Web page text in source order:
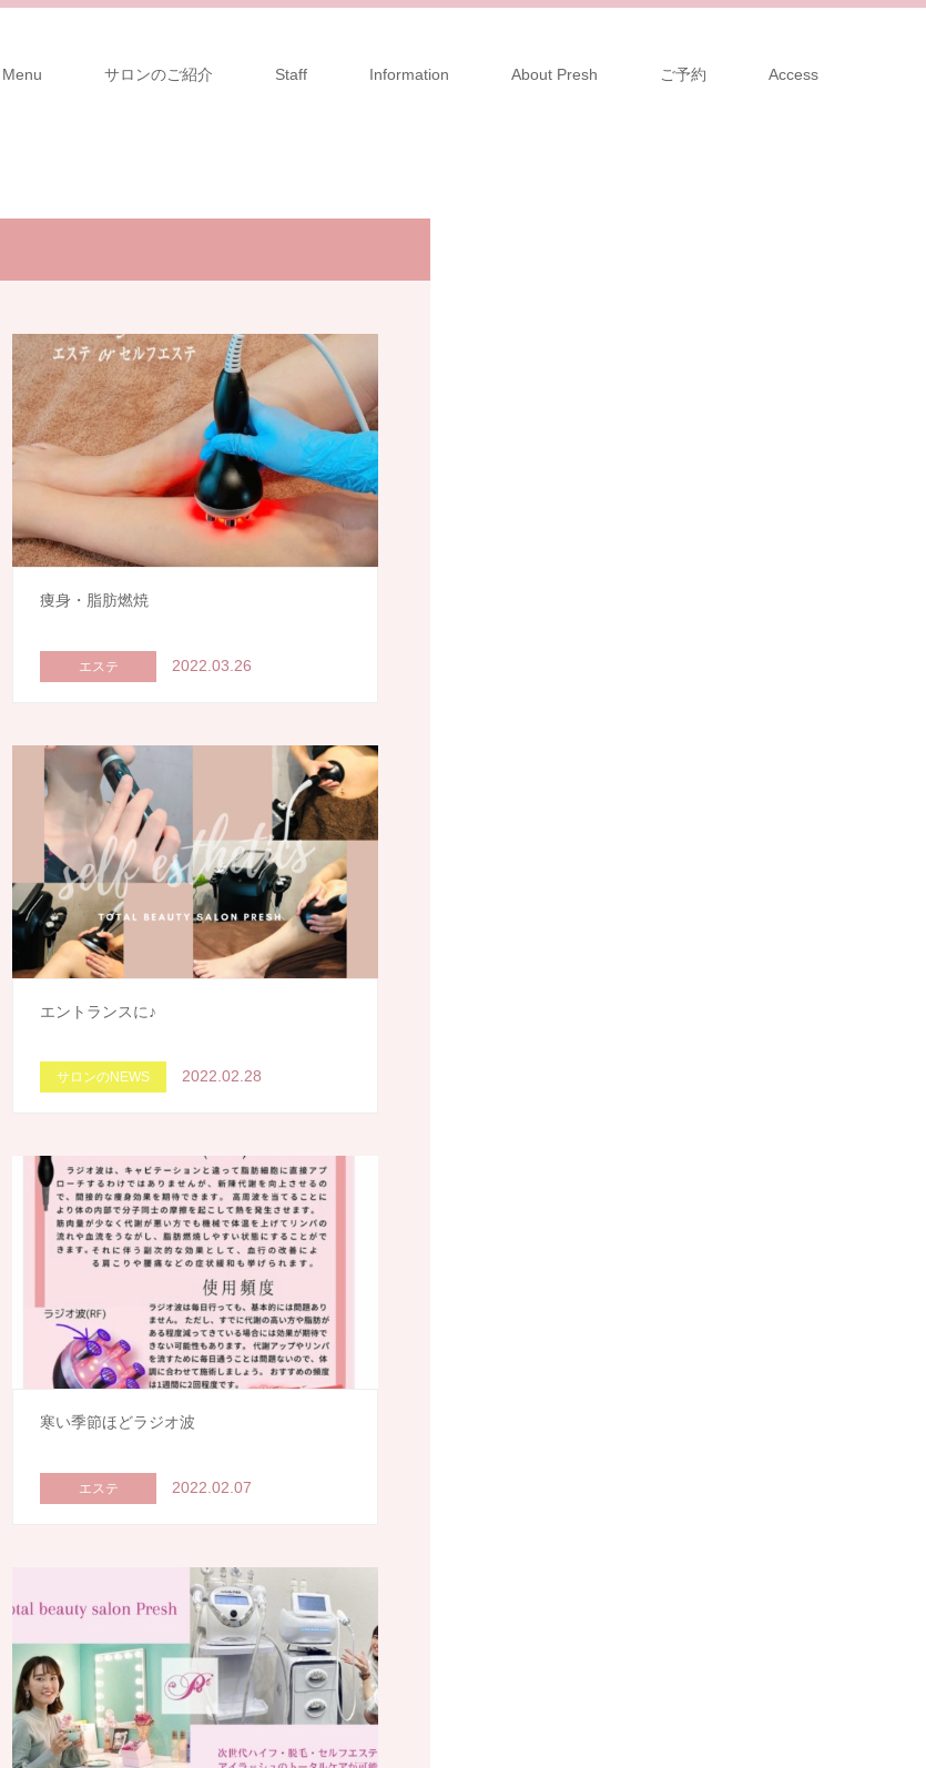
Menu サロンのご紹介 Staff Information About Presh ご予約 Access
痩身・脂肪燃焼
エステ 2022.03.26
エントランスに♪
サロンのNEWS 2022.02.28
寒い季節ほどラジオ波
エステ 2022.02.07